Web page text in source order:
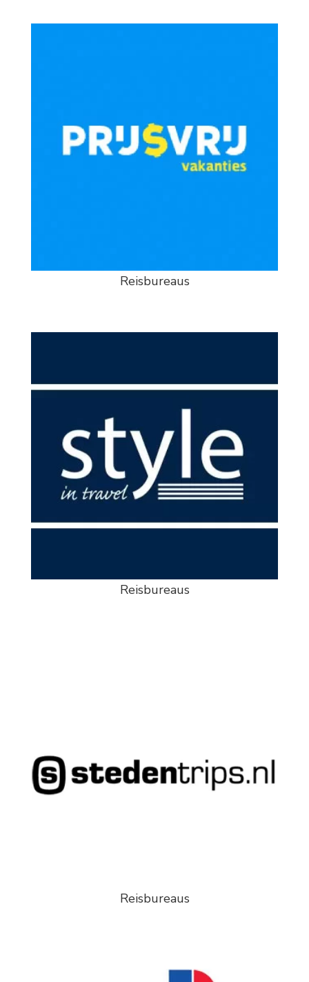
Reisbureaus
Reisbureaus
Reisbureaus